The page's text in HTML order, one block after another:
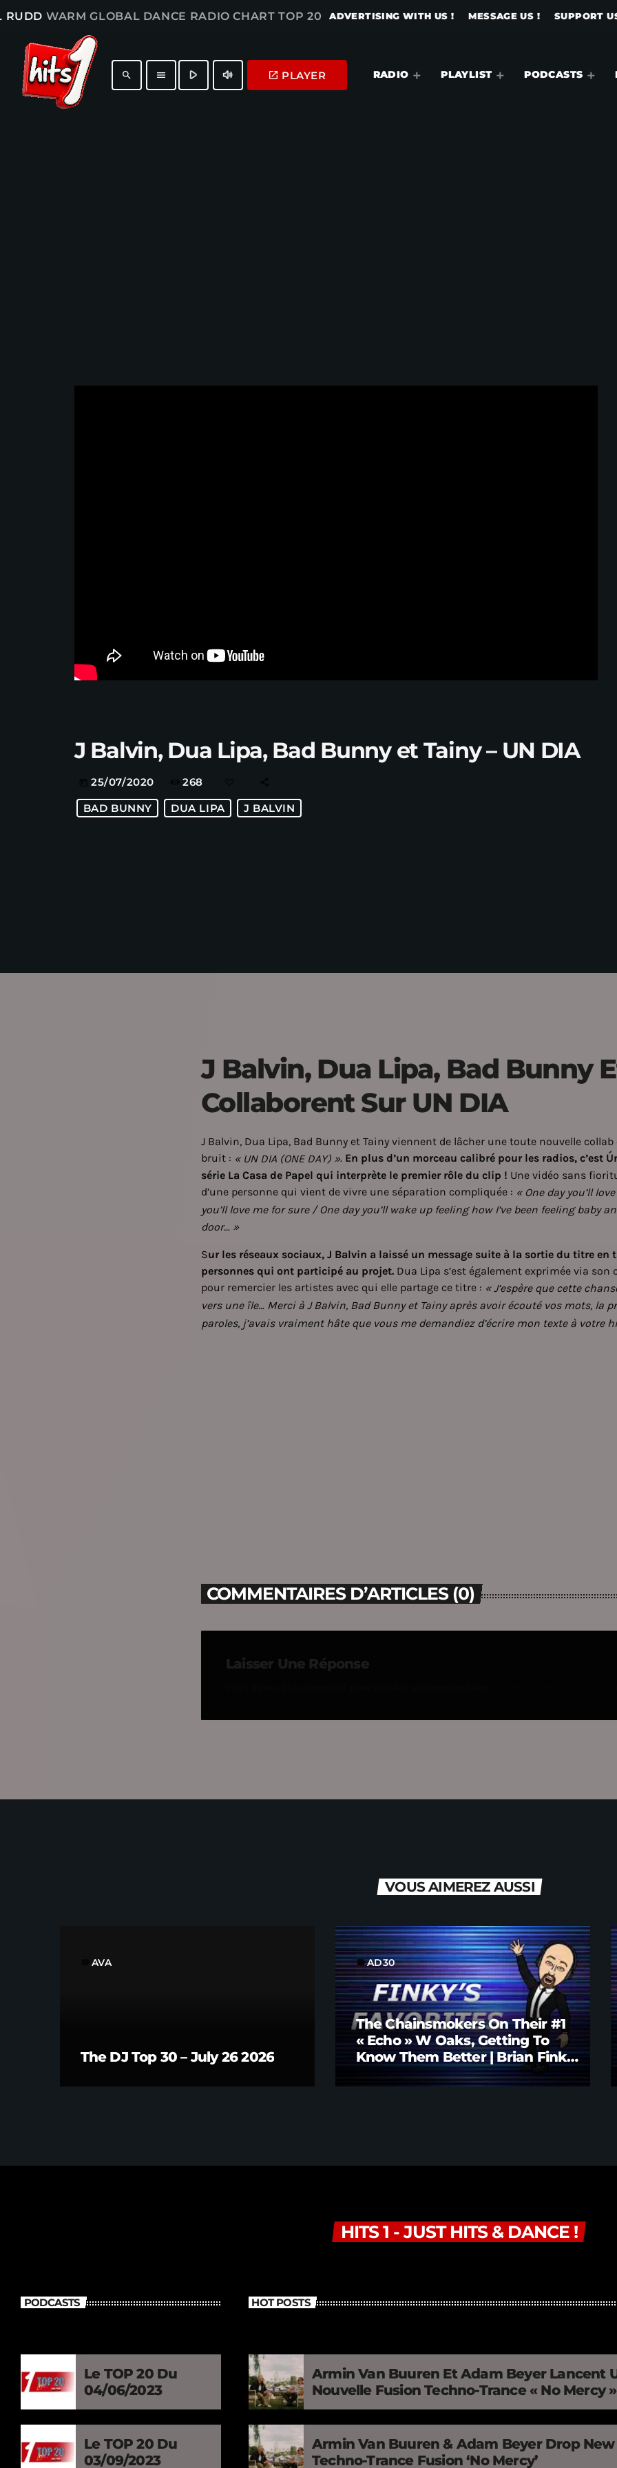
RUDD WARM GLOBAL DANCE RADIO CHART TOP 20 ADVERTISING WITH US ! MESSAGE US ! SUPPORT
RADIO PLAYLIST PODCASTS
search menu play_arrow volume_up launch PLAYER
J Balvin, Dua Lipa, Bad Bunny et Tainy – UN DIA
25/07/2020 268
BAD BUNNY DUA LIPA J BALVIN
J Balvin, Dua Lipa, Bad Bunny
Collaborent Sur UN DIA
J Balvin, Dua Lipa, Bad Bunny et Tainy viennent de lâcher une toute nouvelle
bruit : « UN DIA (ONE DAY) ». En plus d’un morceau calibré pour les radios, c’est
série La Casa de Papel qui interprète le premier rôle du clip ! Une vidéo sans
d’une personne qui vient de vivre une séparation compliquée : « One day you’ll
you’ll love me for sure / One day you’ll wake up feeling how I’ve been feeling baby
door… »
Sur les réseaux sociaux, J Balvin a laissé un message suite à la sortie du titre en
personnes qui ont participé au projet. Dua Lipa s’est également exprimée via
pour remercier les artistes avec qui elle partage ce titre : « J’espère que cette
vers une île… Merci à J Balvin, Bad Bunny et Tainy après avoir écouté vos mots, la
paroles, j’avais vraiment hâte que vous me demandiez d’écrire mon texte à votre
COMMENTAIRES D’ARTICLES (0)
Laisser Une Réponse
VOUS AIMEREZ AUSSI
AVA
The DJ Top 30 – July 26 2026
labelAD30
The Chainsmokers On Their #1
« Echo » W Oaks, Getting To
Know Them Better | Brian Fink
Interview
HITS 1 - JUST HITS & DANCE !
PODCASTS
Le TOP 20 Du
04/06/2023
Le TOP 20 Du
03/09/2023
HOT POSTS
Armin Van Buuren Et Adam Beyer Lancent
Nouvelle Fusion Techno-Trance « No Mercy »
Armin Van Buuren & Adam Beyer Drop New
Techno-Trance Fusion ‘No Mercy’